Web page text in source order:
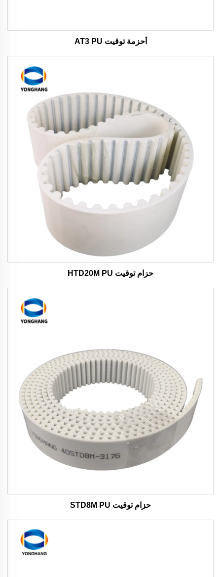
أحزمة توقيت AT3 PU
حزام توقيت HTD20M PU
حزام توقيت STD8M PU